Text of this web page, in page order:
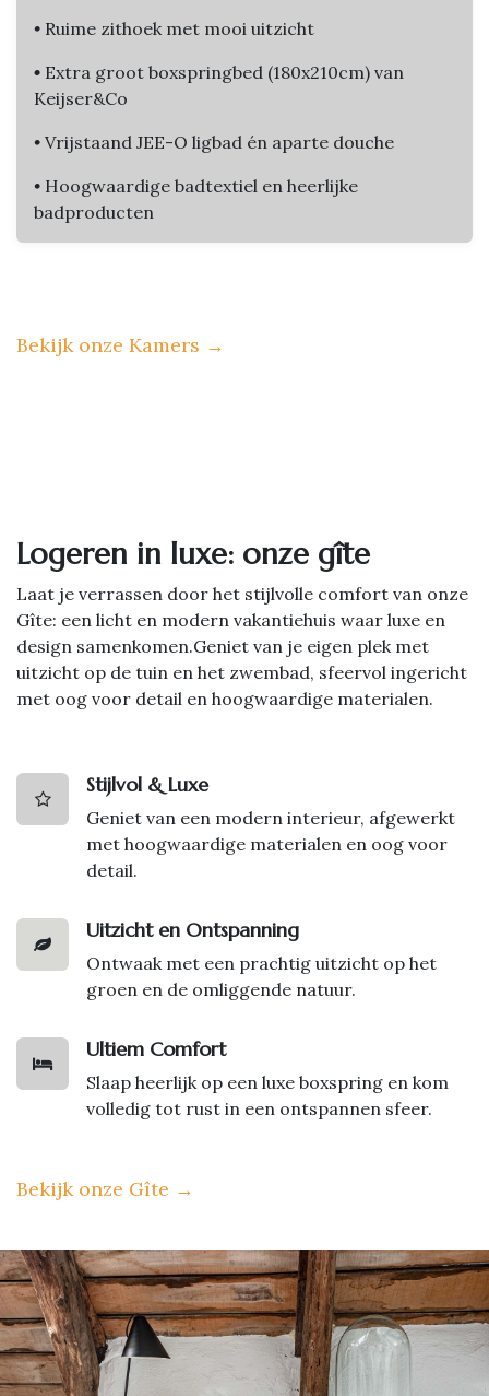
• Ruime zithoek met mooi uitzicht
• Extra groot boxspringbed (180x210cm) van
Keijser&Co
• Vrijstaand JEE-O ligbad én aparte douche
• Hoogwaardige badtextiel en heerlijke
badproducten
Bekijk onze Kamers →
Logeren in luxe: onze gîte
Laat je verrassen door het stijlvolle comfort van onze
Gîte: een licht en modern vakantiehuis waar luxe en
design samenkomen.Geniet van je eigen plek met
uitzicht op de tuin en het zwembad, sfeervol ingericht
met oog voor detail en hoogwaardige materialen.
Stijlvol & Luxe
Geniet van een modern interieur, afgewerkt
met hoogwaardige materialen en oog voor
detail.
Uitzicht en Ontspanning
Ontwaak met een prachtig uitzicht op het
groen en de omliggende natuur.
Ultiem Comfort
Slaap heerlijk op een luxe boxspring en kom
volledig tot rust in een ontspannen sfeer.
Bekijk onze Gîte →